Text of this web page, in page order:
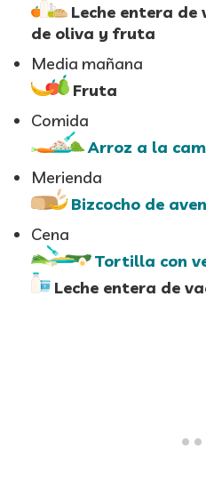
Leche entera de
de oliva y fruta
Media mañana
Fruta
Comida
Arroz a la
Merienda
Bizcocho de
Cena
Tortilla con
Leche entera de